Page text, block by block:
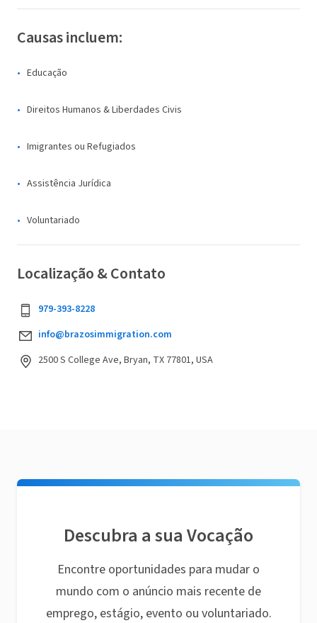
Causas incluem:
Educação
Direitos Humanos & Liberdades Civis
Imigrantes ou Refugiados
Assistência Jurídica
Voluntariado
Localização & Contato
979-393-8228
info@brazosimmigration.com
2500 S College Ave, Bryan, TX 77801, USA
Descubra a sua Vocação
Encontre oportunidades para mudar o
mundo com o anúncio mais recente de
emprego, estágio, evento ou voluntariado.